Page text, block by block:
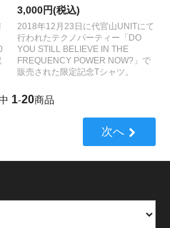
3,000円(税込)
2018年12月23日に代官山UNITにて
行われたテクノパーティー「DO
YOU STILL BELIEVE IN THE
FREQUENCY POWER NOW?」で
販売された限定記念Tシャツ。
1-20商品
次へ